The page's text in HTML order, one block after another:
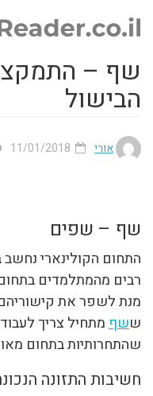
שף –
הבישול
אורי
שף – שפים
התחום הקולינארי נחשב
רבים מהמתלמדים
מנת לשפר את
ששףמתחיל צריך
שהתחרותיות בתחום
חשיבות התזונה